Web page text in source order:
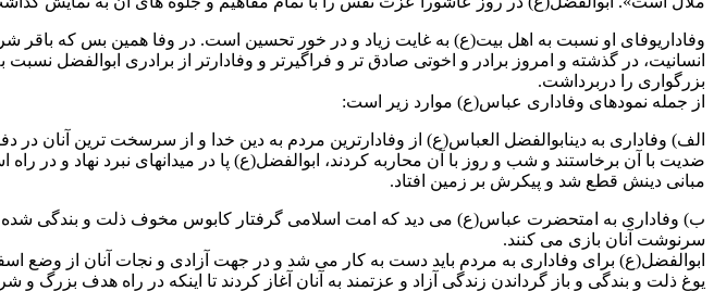
وفاداریوفای او نسبت به اهل بیت(ع) به غایت زیاد و در خور تحسین است. در وفا همین بس که
انسانیت، در گذشته و امروز برادر و اخوتی صادق تر و فراگیرتر و وفادارتر از برادری ابوالفضل
بزرگواری را دربرداشت.
از جمله نمودهای وفاداری عباس(ع) موارد زیر است:
الف) وفاداری به دینابوالفضل العباس(ع) از وفادارترین مردم به دین خدا و از سرسخت ترین
ضدیت با آن برخاستند و شب و روز با آن محاربه کردند، ابوالفضل(ع) پا در میدانهای نبرد نهاد و در
مبانی دینش قطع شد و پیکرش بر زمین افتاد.
ب) وفاداری به امتحضرت عباس(ع) می دید که امت اسلامی گرفتار کابوس مخوف ذلت و بندگی شده و
سرنوشت آنان بازی می کنند.
ابوالفضل(ع) برای وفاداری به مردم باید دست به کار می شد و در جهت آزادی و نجات آنان از وضع
یوغ ذلت و بندگی و باز گرداندن زندگی آزاد و عزتمند به آنان آغاز کردند تا اینکه در راه هدف